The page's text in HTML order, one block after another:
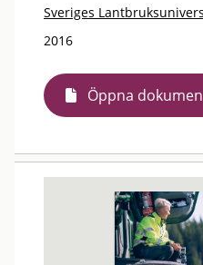
Sveriges
2016
Öppna